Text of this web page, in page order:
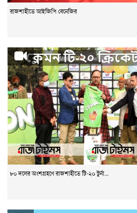
রাজশাহীতে আইজিপি বেনেজির
৮০ দলের অংশগ্রহণে রাজশাহীতে টি-২০ টুর্না...